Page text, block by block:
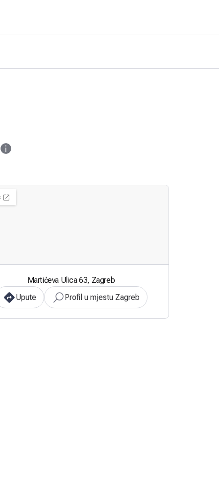
Martićeva Ulica 63, Zagreb
Upute
Profil u mjestu Zagreb